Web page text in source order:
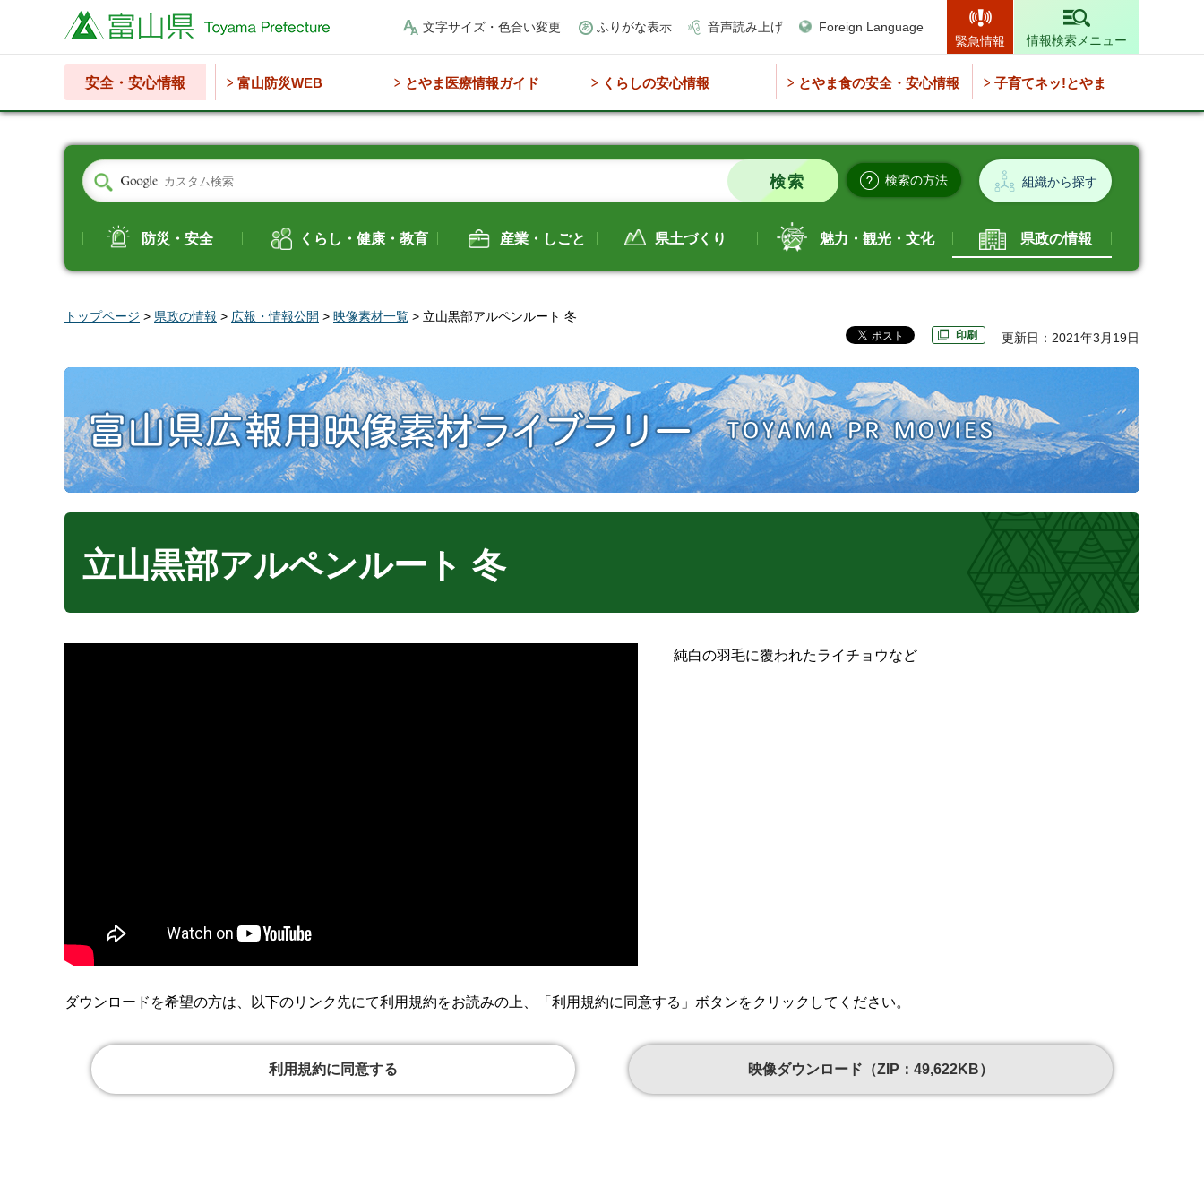
富山県 文字サイズ・色合い変更 ふりがな表示 音声読み上げ
Foreign Language
緊急情報
情報検索メニュー
安全・安心情報 富山防災WEB とやま医療情報ガイド くらしの安心情報 とやま食の安全・安心情報 子育てネッ!とやま
検索の方法 組織から探す
防災・安全 くらし・健康・教育 産業・しごと 県土づくり 魅力・観光・文化 県政の情報
トップページ > 県政の情報 > 広報・情報公開 > 映像素材一覧 > 立山黒部アルペンルート 冬
印刷 更新日：2021年3月19日
立山黒部アルペンルート 冬
純白の羽毛に覆われたライチョウなど
ダウンロードを希望の方は、以下のリンク先にて利用規約をお読みの上、「利用規約に同意する」ボタンをクリックしてください。
利用規約に同意する 映像ダウンロード（ZIP：49,622KB）